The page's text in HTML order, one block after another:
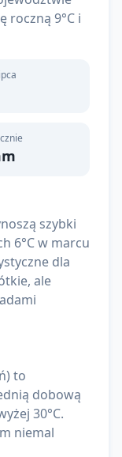
roczną 9°C i
szybki
6°C w marcu
dla
ale
to
dobową
30°C.
niemal